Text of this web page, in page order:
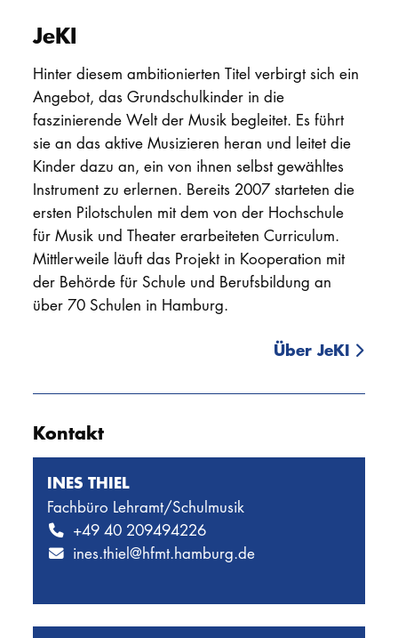
Prof. Dan Gottshall (Jazz-Posaune)
Martina Hamberg Möbius
(Gesang)
Konstantin Heintel (Gesang)
Johannes Huth* (E-Bass)
Gerd Jordan
Wolfgang Jüptner* (E-Gitarre)
Fabian Lachenmaier
Prof. Clemens Malich
Prof. Ljudmila Minnibaeva
Carolin Ohnimus (Violine)
Prof. Hans-Jörg Packeiser* (Trompete)
JeKI
Hinter diesem ambitionierten Titel verbirgt sich ein
Angebot, das Grundschulkinder in die
faszinierende Welt der Musik begleitet. Es führt
sie an das aktive Musizieren heran und leitet die
Kinder dazu an, ein von ihnen selbst gewähltes
Instrument zu erlernen. Bereits 2007 starteten die
ersten Pilotschulen mit dem von der Hochschule
für Musik und Theater erarbeiteten Curriculum.
Mittlerweile läuft das Projekt in Kooperation mit
der Behörde für Schule und Berufsbildung an
über 70 Schulen in Hamburg.
Über JeKI
Kontakt
INES THIEL
Fachbüro Lehramt/Schulmusik
+49 40 209494226
ines.thiel@hfmt.hamburg.de